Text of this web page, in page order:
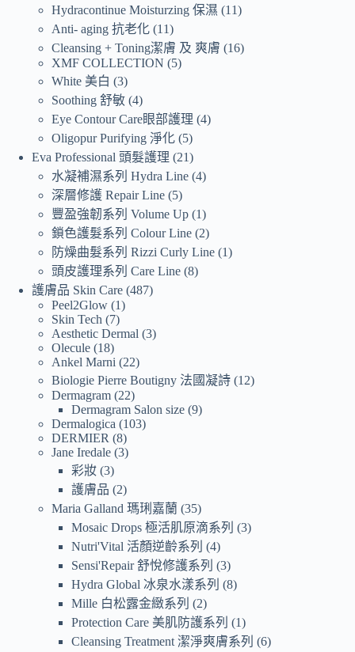
Hydracontinue Moisturzing 保濕
11
Anti- aging 抗老化 11
Cleansing + Toning潔膚 及 爽膚
16
XMF COLLECTION
5
White 美白
3
Soothing 舒敏 4
Eye Contour Care眼部護理 4
Oligopur Purifying 淨化 5
Eva Professional 頭髮護理
21
水凝補濕系列 Hydra Line 4
深層修護 Repair Line 5
豐盈強韌系列 Volume Up 1
鎖色護髮系列 Colour Line 2
防燥曲髮系列 Rizzi Curly Line 1
頭皮護理系列 Care Line 8
護膚品 Skin Care 487
Peel2Glow 1
Skin Tech
7
Aesthetic Dermal 3
Olecule 18
Ankel Marni
22
Biologie Pierre Boutigny 法國凝詩 12
Dermagram 22
Dermagram Salon size 9
Dermalogica
103
DERMIER
8
Jane Iredale 3
彩妝 3
護膚品
2
Maria Galland 瑪琍嘉蘭 35
Mosaic Drops 極活肌原滴系列
3
Nutri'Vital 活顏逆齡系列
4
Sensi'Repair 舒悅修護系列
3
Hydra Global 冰泉水漾系列
8
Mille 白松露金緻系列
2
Protection Care 美肌防護系列
1
Cleansing Treatment 潔淨爽膚系列
6